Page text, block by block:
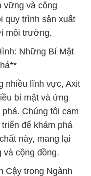
vững và công
quy trình sản xuất
môi trường.
Những Bí Mật
nhiều lĩnh vực, Axit
bí mật và ứng
Chúng tôi cam
để khám phá
này, mang lại
và cộng đồng.
Cậy trong Ngành